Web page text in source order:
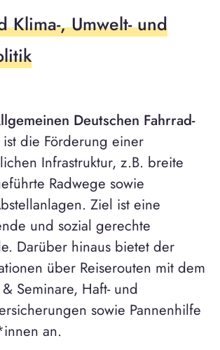
Klima-, Umwelt- und
Deutschen Fahrrad-
ist die Förderung einer
Infrastruktur, z.B. breite
Radwege sowie
Ziel ist eine
und sozial gerechte
Darüber hinaus bietet der
über Reiserouten mit dem
Seminare, Haft- und
sowie Pannenhilfe
an.